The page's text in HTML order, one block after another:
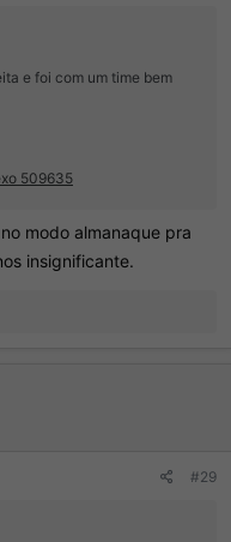
e foi com um time bem
509635
modo almanaque pra
insignificante.
#29